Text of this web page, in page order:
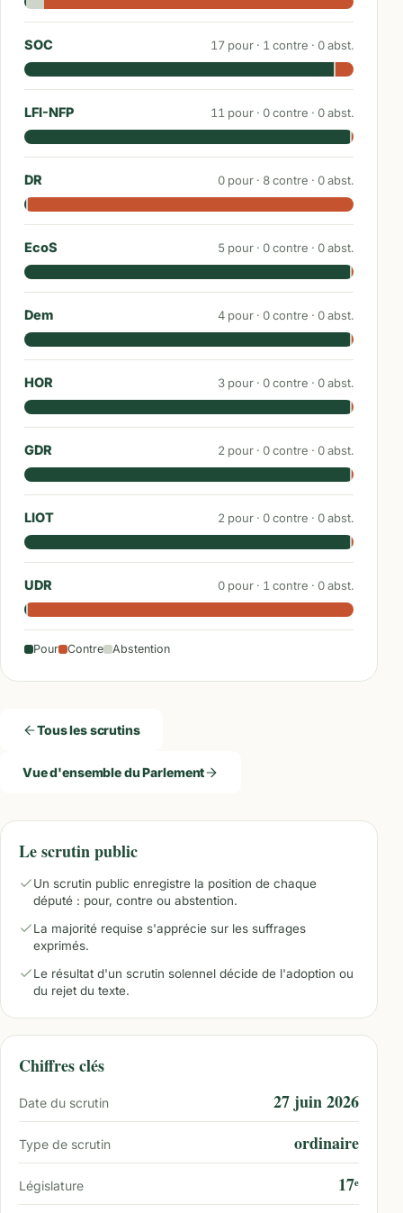
SOC 17 pour · 1 contre · 0abst.
LFI-NFP 11 pour · 0contre · 0abst.
DR 0 pour · 8contre · 0abst.
EcoS 5 pour · 0contre · 0abst.
Dem 4 pour · 0contre · 0abst.
HOR 3 pour · 0contre · 0abst.
GDR 2 pour · 0contre · 0abst.
LIOT 2 pour · 0contre · 0abst.
UDR 0 pour · 1 contre · 0abst.
Pour Contre Abstention
Tous les scrutins
Vue d'ensemble du Parlement
Le scrutin public
Un scrutin public enregistre la position de chaque
député : pour, contre ou abstention.
La majorité requise s'apprécie sur les suffrages
exprimés.
Le résultat d'un scrutin solennel décide de l'adoption ou
du rejet du texte.
Chiffres clés
Date du scrutin 27 juin 2026
Type de scrutin ordinaire
Législature 17ᵉ